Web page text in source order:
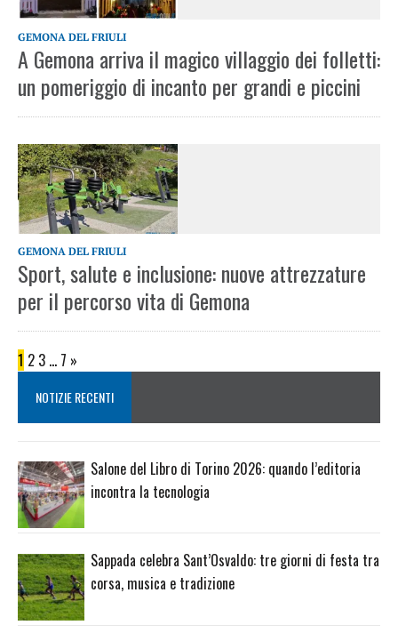
GEMONA DEL FRIULI
A Gemona arriva il magico villaggio dei folletti:
un pomeriggio di incanto per grandi e piccini
GEMONA DEL FRIULI
Sport, salute e inclusione: nuove attrezzature
per il percorso vita di Gemona
1 2 3 … 7 »
NOTIZIE RECENTI
Salone del Libro di Torino 2026: quando l’editoria
incontra la tecnologia
Sappada celebra Sant’Osvaldo: tre giorni di festa tra
corsa, musica e tradizione